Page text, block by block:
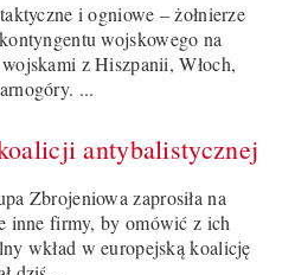
i ogniowe – żołnierze
wojskowego na
z Hiszpanii, Włoch,
...
antybalistycznej
Zbrojeniowa zaprosiła na
inne firmy, by omówić z ich
wkład w europejską koalicję